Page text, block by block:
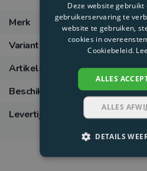
Merk
Nardi
Variant
Artikelnummer
Beschikbaarheid
In
Levertijd
Deze website gebruikt
gebruikerservaring te
website te gebruiken,
cookies in
Cookiebeleid.
ALLES
ALLES
DETAILS